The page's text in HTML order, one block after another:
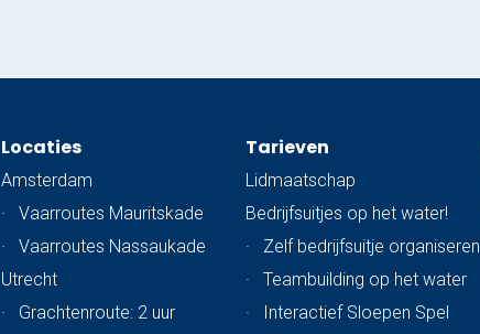
Locaties
Amsterdam
·
Vaarroutes Mauritskade
·
Vaarroutes Nassaukade
Utrecht
·
Grachtenroute: 2 uur
Tarieven
Lidmaatschap
Bedrijfsuitjes op het water!
·
Zelf bedrijfsuitje organiseren
·
Teambuilding op het water
·
Interactief Sloepen Spel